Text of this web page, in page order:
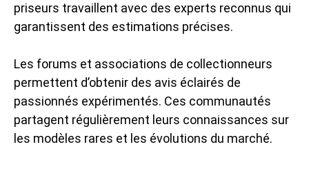
priseurs travaillent avec des experts reconnus qui
garantissent des estimations précises.
Les forums et associations de collectionneurs
permettent d’obtenir des avis éclairés de
passionnés expérimentés. Ces communautés
partagent régulièrement leurs connaissances sur
les modèles rares et les évolutions du marché.